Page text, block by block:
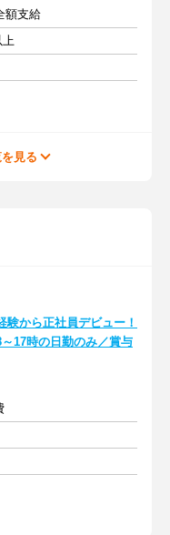
額支給
上
見る
験から正社員デビュー！
17時の日勤のみ／賞与